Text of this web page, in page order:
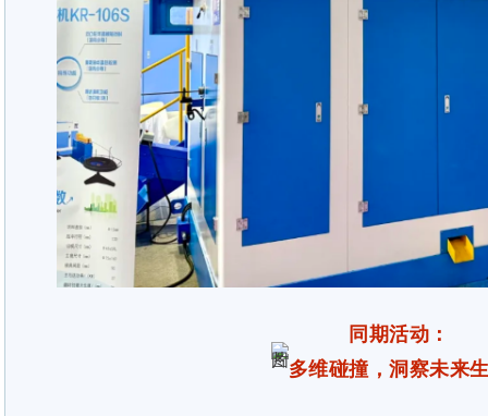
同期活动：
多维碰撞，洞察未来